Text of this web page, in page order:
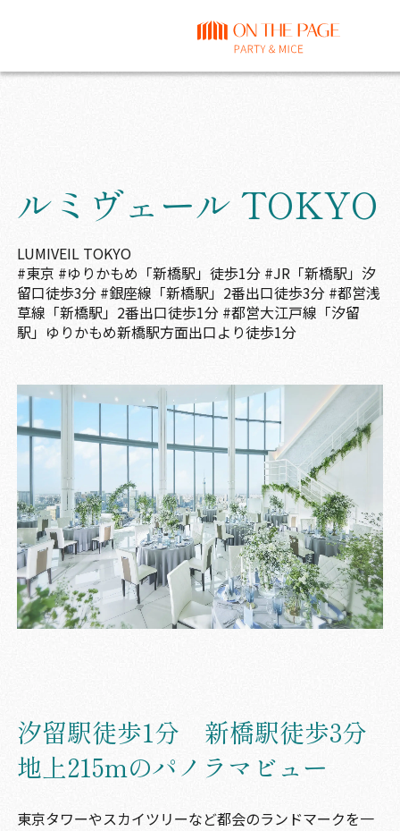
ルミヴェール TOKYO
LUMIVEIL TOKYO
#東京 #ゆりかもめ「新橋駅」徒歩1分 #JR「新橋駅」汐
留口徒歩3分 #銀座線「新橋駅」2番出口徒歩3分 #都営浅
草線「新橋駅」2番出口徒歩1分 #都営大江戸線「汐留
駅」ゆりかもめ新橋駅方面出口より徒歩1分
汐留駅徒歩1分 新橋駅徒歩3分
地上215mのパノラマビュー
東京タワーやスカイツリーなど都会のランドマークを一